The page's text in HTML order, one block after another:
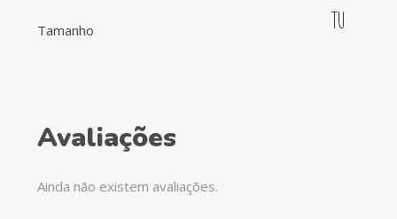
Tamanho TU
Avaliações
Ainda não existem avaliações.